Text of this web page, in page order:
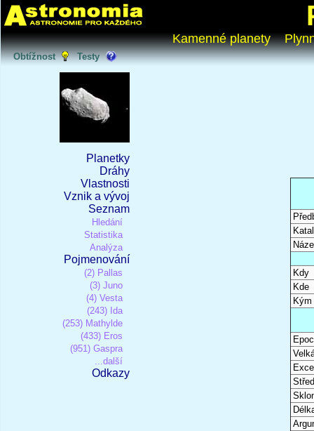
Kamenné planety
Obtížnost Testy
Planetky
Dráhy
Vlastnosti
Vznik a vývoj
Seznam
Hledání
Statistika
Analýza
Pojmenování
(2) Pallas
(3) Juno
(4) Vesta
(243) Ida
(253) Mathylde
(433) Eros
(951) Gaspra
...další
Odkazy
Kdy
Kde
Kým